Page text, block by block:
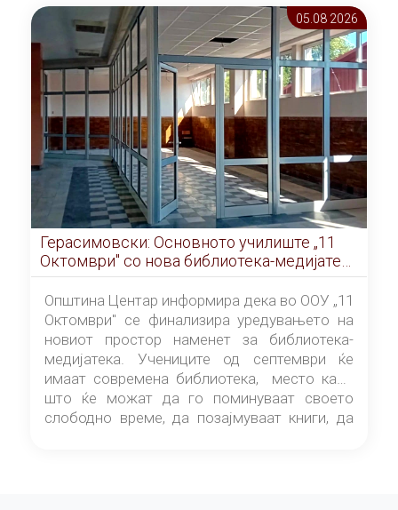
05.08 2026
Герасимовски: Основното училиште „11
Октомври" со нова библиотека-медијатека
од септември
Општина Центар информира дека во ООУ „11
Октомври" се финализира уредувањето на
новиот простор наменет за библиотека-
медијатека. Учениците од септември ќе
имаат современа библиотека, место каде
што ќе можат да го поминуваат своето
слободно време, да позајмуваат книги, да